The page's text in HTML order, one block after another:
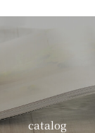
catalog